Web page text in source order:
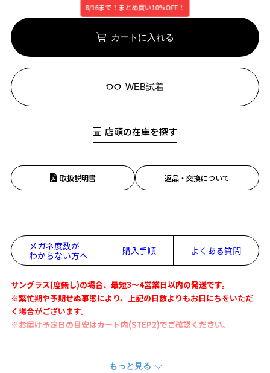
8/16まで！まとめ買い10%OFF！
カートに入れる
WEB試着
店頭の在庫を探す
取扱説明書 返品・交換について
メガネ度数が
わからない方へ
購入手順 よくある質問
サングラス(度無し)の場合、最短3～4営業日以内の発送です。
※繁忙期や予期せぬ事態により、上記の日数よりもお日にちをいただ
く場合がございます。
※お届け予定日の目安はカート内(STEP2)でご確認ください。